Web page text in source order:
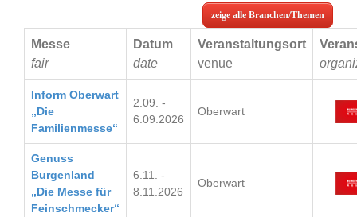
zeige alle Branchen/Themen
Messe
fair
Datum
date
Veranstaltungsort
venue
Inform Oberwart
„Die
Familienmesse“
2.09. -
6.09.2026
Oberwart
Genuss
Burgenland
„Die Messe für
Feinschmecker“
6.11. -
8.11.2026
Oberwart